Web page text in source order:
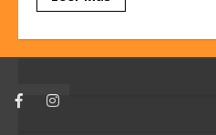
FacebookInstagram